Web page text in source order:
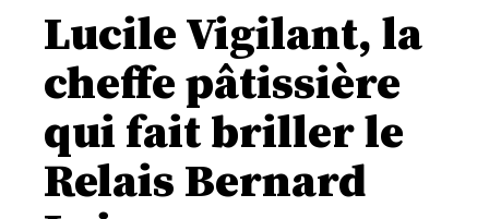
Lucile Vigilant, la
cheffe pâtissière
qui fait briller le
Relais Bernard